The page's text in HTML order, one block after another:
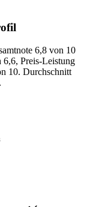
6,8 von 10
6,6, Preis-Leistung
10. Durchschnitt